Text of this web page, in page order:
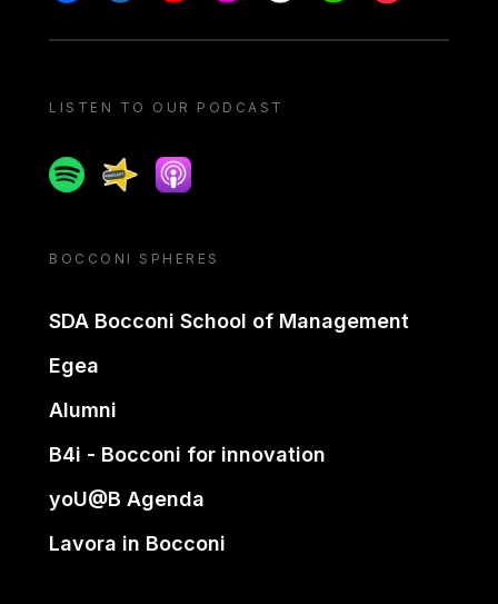
LISTEN TO OUR PODCAST
SpotifySpreakerApple podcast
BOCCONI SPHERES
SDA Bocconi School of Management
Egea
Alumni
B4i - Bocconi for innovation
yoU@B Agenda
Lavora in Bocconi